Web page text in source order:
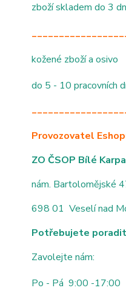
zboží skladem do 3
kožené zboží a osivo
do 5 - 10 pracovních
Provozovatel
ZO ČSOP Bílé
nám. Bartolomějské
698 01 Veselí nad
Potřebujete
Zavolejte nám:
Po - Pá 9:00 -17:00